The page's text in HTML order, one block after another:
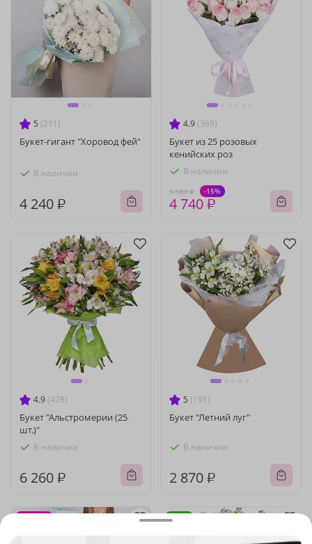
5 (211)
Букет-гигант "Хоровод фей"
В наличии
4 240 ₽
4.9 (369)
Букет из 25 розовых
кенийских роз
В наличии
5 580 ₽ -15%
4 740 ₽
4.9 (478)
Букет "Альстромерии (25
шт.)"
В наличии
6 260 ₽
5 (191)
Букет "Летний луг"
В наличии
2 870 ₽
Акция